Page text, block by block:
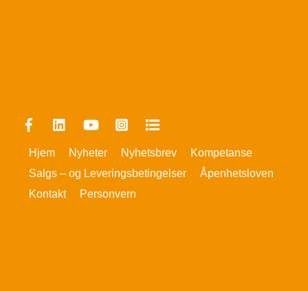
Facebook YouTube
Hjem Nyheter Nyhetsbrev
Kompetanse
Salgs – og Leveringsbetingelser
Åpenhetsloven
Kontakt
Personvern